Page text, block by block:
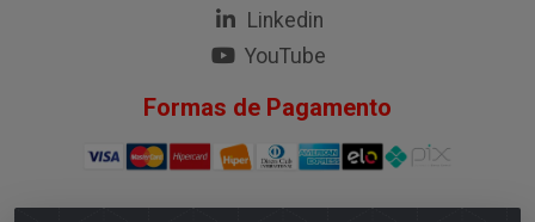
Linkedin
YouTube
Formas de Pagamento